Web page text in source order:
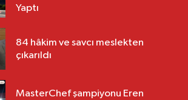
Yaptı
84 hâkim ve savcı meslekten
çıkarıldı
MasterChef şampiyonu Eren